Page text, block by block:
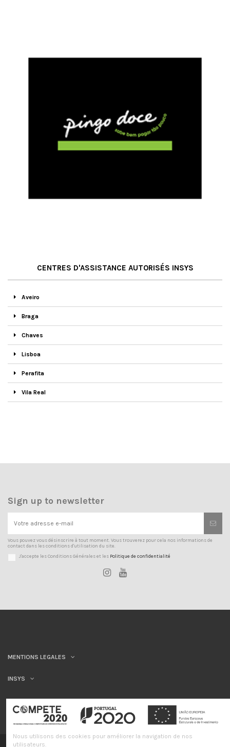
CENTRES D'ASSISTANCE AUTORISÉS INSYS
Aveiro
Braga
Chaves
Lisboa
Perafita
Vila Real
Sign up to newsletter
Vous pouvez vous désinscrire à tout moment. Vous trouverez pour cela nos informations de
contact dans les conditions d'utilisation du site.
J'accepte les Conditions Générales et les Politique de confidentialité
MENTIONS LEGALES
INSYS
©INSYS/21
Nous utilisons des cookies pour améliorer la navigation de nos
utilisateurs.